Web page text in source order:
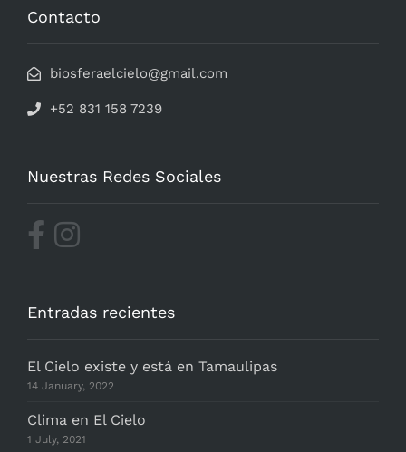
Contacto
biosferaelcielo@gmail.com
+52 831 158 7239
Nuestras Redes Sociales
Entradas recientes
El Cielo existe y está en Tamaulipas
14 January, 2022
Clima en El Cielo
1 July, 2021